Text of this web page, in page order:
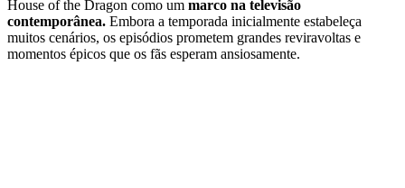
House of the Dragon como um marco na televisão
contemporânea. Embora a temporada inicialmente estabeleça
muitos cenários, os episódios prometem grandes reviravoltas e
momentos épicos que os fãs esperam ansiosamente.